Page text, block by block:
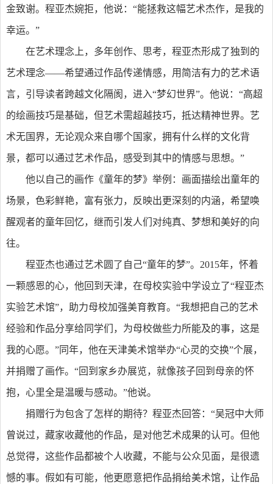
金致谢。程亚杰婉拒，他说：“能拯救这幅艺术杰作，是我的
幸运。”
在艺术理念上，多年创作、思考，程亚杰形成了独到的
艺术理念——希望通过作品传递情感，用简洁有力的艺术语
言，引导读者跨越文化隔阂，进入“梦幻世界”。他说：“高超
的绘画技巧是基础，但艺术需超越技巧，抵达精神世界。艺
术无国界，无论观众来自哪个国家，拥有什么样的文化背
景，都可以通过艺术作品，感受到其中的情感与思想。”
他以自己的画作《童年的梦》举例：画面描绘出童年的
场景，色彩鲜艳，富有张力，反映出更深刻的内涵，希望唤
醒观者的童年回忆，继而引发人们对纯真、梦想和美好的向
往。
程亚杰也通过艺术圆了自己“童年的梦”。2015年，怀着
一颗感恩的心，他回到天津，在母校实验中学设立了“程亚杰
实验艺术馆”，助力母校加强美育教育。“我想把自己的艺术
经验和作品分享给同学们，为母校做些力所能及的事，这是
我的心愿。”同年，他在天津美术馆举办“心灵的交换”个展，
并捐赠了画作。“回到家乡办展览，就像孩子回到母亲的怀
抱，心里全是温暖与感动。”他说。
捐赠行为包含了怎样的期待？程亚杰回答：“吴冠中大师
曾说过，藏家收藏他的作品，是对他艺术成果的认可。但他
总觉得，这些作品都被个人收藏，不能与公众见面，是很遗
憾的事。假如有可能，他更愿意把作品捐给美术馆，让作品